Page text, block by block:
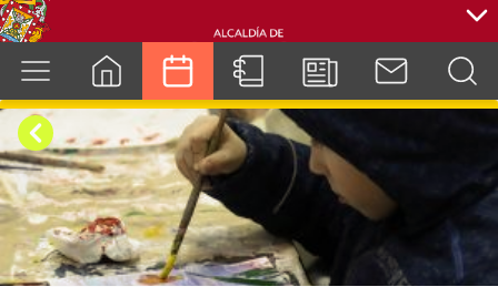
cuenca.gob.ec